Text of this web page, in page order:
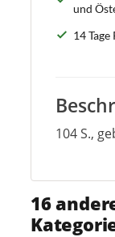
und
14
104 S.,
16